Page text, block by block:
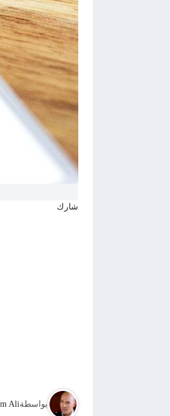
شارك
بواسطةAli